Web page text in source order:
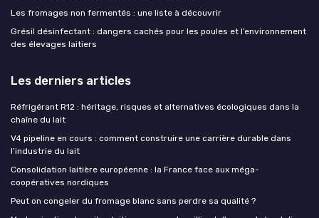
Les fromages non fermentés : une liste à découvrir
Grésil désinfectant : dangers cachés pour les poules et l’environnement
des élevages laitiers
Les derniers articles
Réfrigérant R12 : héritage, risques et alternatives écologiques dans la
chaîne du lait
V4 pipeline en cours : comment construire une carrière durable dans
l’industrie du lait
Consolidation laitière européenne : la France face aux méga-
coopératives nordiques
Peut on congeler du fromage blanc sans perdre sa qualité ?